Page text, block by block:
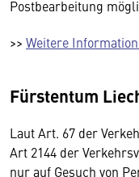
Postbearbeitung
>> Weitere
Fürstentum
Laut Art. 67 der
Art 2144 der
nur auf Gesuch von